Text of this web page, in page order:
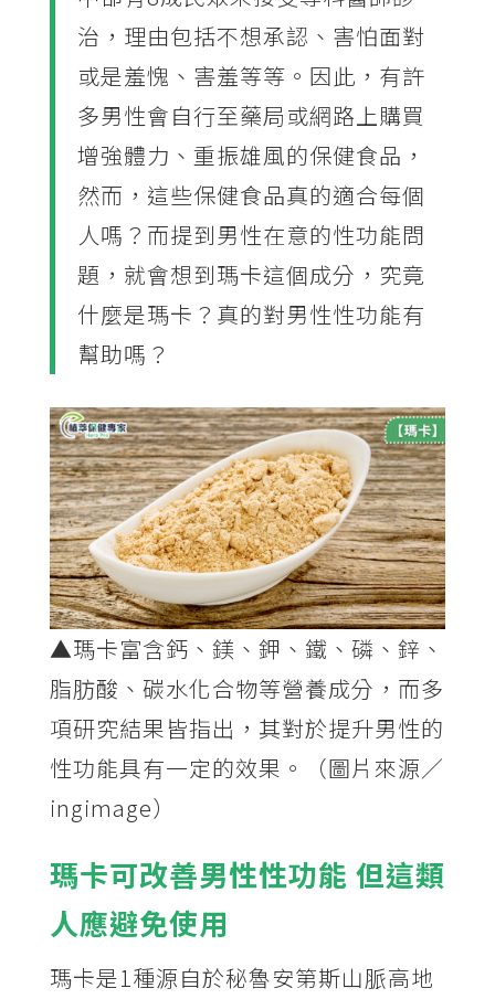
治，理由包括不想承認、害怕面對
或是羞愧、害羞等等。因此，有許
多男性會自行至藥局或網路上購買
增強體力、重振雄風的保健食品，
然而，這些保健食品真的適合每個
人嗎？而提到男性在意的性功能問
題，就會想到瑪卡這個成分，究竟
什麼是瑪卡？真的對男性性功能有
幫助嗎？
▲瑪卡富含鈣、鎂、鉀、鐵、磷、鋅、
脂肪酸、碳水化合物等營養成分，而多
項研究結果皆指出，其對於提升男性的
性功能具有一定的效果。（圖片來源／
ingimage）
瑪卡可改善男性性功能 但這類
人應避免使用
瑪卡是1種源自於秘魯安第斯山脈高地